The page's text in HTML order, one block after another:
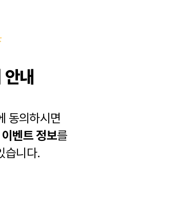
내
동의하시면
이벤트 정보를
습니다.